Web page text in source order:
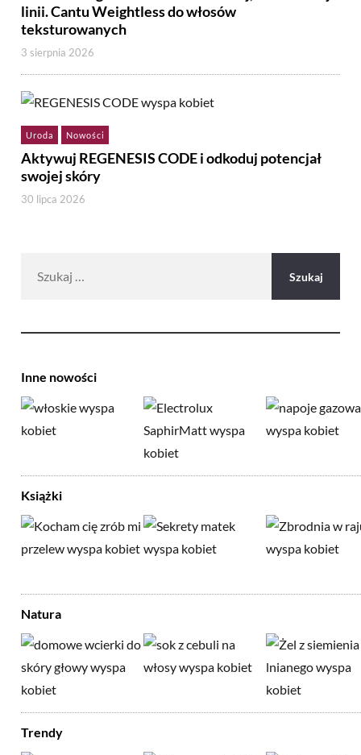
linii. Cantu Weightless do włosów
teksturowanych
3 sierpnia 2026
Uroda Nowości
Aktywuj REGENESIS CODE i odkoduj potencjał
swojej skóry
30 lipca 2026
Inne nowości
Książki
Natura
Trendy